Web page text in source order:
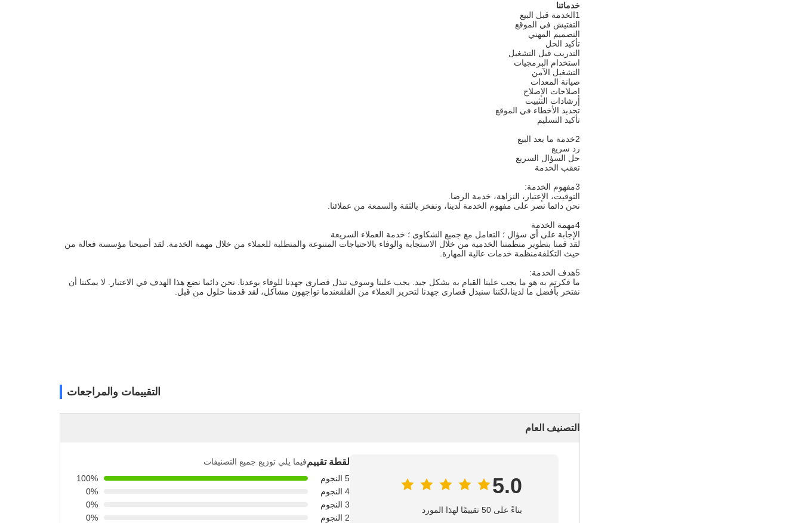
خدماتنا
1الخدمة قبل البيع
التفتيش في الموقع
التصميم المهني
تأكيد الحل
التدريب قبل التشغيل
استخدام البرمجيات
التشغيل الآمن
صيانة المعدات
إصلاحات الإصلاح
إرشادات التثبيت
تحديد الأخطاء في الموقع
تأكيد التسليم
2خدمة ما بعد البيع
رد سريع
حل السؤال السريع
تعقب الخدمة
3مفهوم الخدمة:
التوقيت، الإعتبار، النزاهة، خدمة الرضا.
نحن دائما نصر على مفهوم الخدمة لدينا، ونفخر بالثقة والسمعة من عملائنا.
4مهمة الخدمة
الإجابة على أي سؤال ؛ التعامل مع جميع الشكاوى ؛ خدمة العملاء السريعة
لقد قمنا بتطوير منظمتنا الخدمية من خلال الاستجابة والوفاء بالاحتياجات المتنوعة والمتطلبة للعملاء من خلال مهمة الخدمة. لقد أصبحنا مؤسسة فعالة من
حيث التكلفةمنظمة خدمات عالية المهارة.
5هدف الخدمة:
ما فكرتم به هو ما يجب علينا القيام به بشكل جيد. يجب علينا وسوف نبذل قصارى جهدنا للوفاء بوعدنا. نحن دائما نضع هذا الهدف في الاعتبار. لا يمكننا أن
نفتخر بأفضل ما لدينا،لكننا سنبذل قصارى جهدنا لتحرير العملاء من القلقعندما تواجهون مشاكل، لقد قدمنا حلول من قبل.
التقييمات والمراجعات
التصنيف العام
5.0
بناءً على 50 تقييمًا لهذا المورد
لقطة تقييمفيما يلي توزيع جميع التصنيفات
5 النجوم
100%
4 النجوم
0%
3 النجوم
0%
2 النجوم
0%